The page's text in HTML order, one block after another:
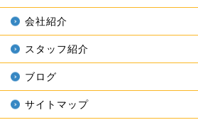
会社紹介
スタッフ紹介
ブログ
サイトマップ